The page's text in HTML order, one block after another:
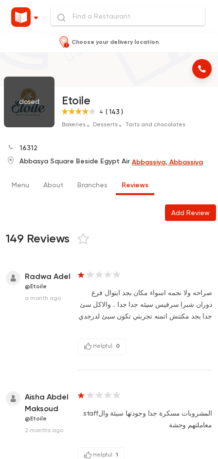
Choose your delivery location
closed Etoile
4 ( 143 )
Bakeries Desserts Tarts and chocolates
16312
Abbasya Square Beside Egypt Air Abbassiya, Abbassiya
Menu About Branches Reviews
Add Review
149 Reviews
Radwa Adel
@Etoile
a month ago
صراحه ولا نجمه اسواء مكان بجد ايتوال فرع
دوران شبرا سرفيس سيئه جدا جدا .. والاكل سئ
جدا بجد مكنتش اتمنه تجربتي تكون سيئ لدرجدي
Helpful 0
Aisha Abdel
Maksoud
@Etoile
2 months ago
المشروبات مسكرة جدا وجودتها سيئة والstaff
معاملتهم وحشة
Helpful 1